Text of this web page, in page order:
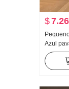
$7.26
Azul
Novo